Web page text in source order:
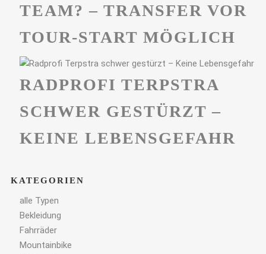
TEAM? – TRANSFER VOR
TOUR-START MÖGLICH
RADPROFI TERPSTRA
SCHWER GESTÜRZT –
KEINE LEBENSGEFAHR
KATEGORIEN
alle Typen
Bekleidung
Fahrräder
Mountainbike